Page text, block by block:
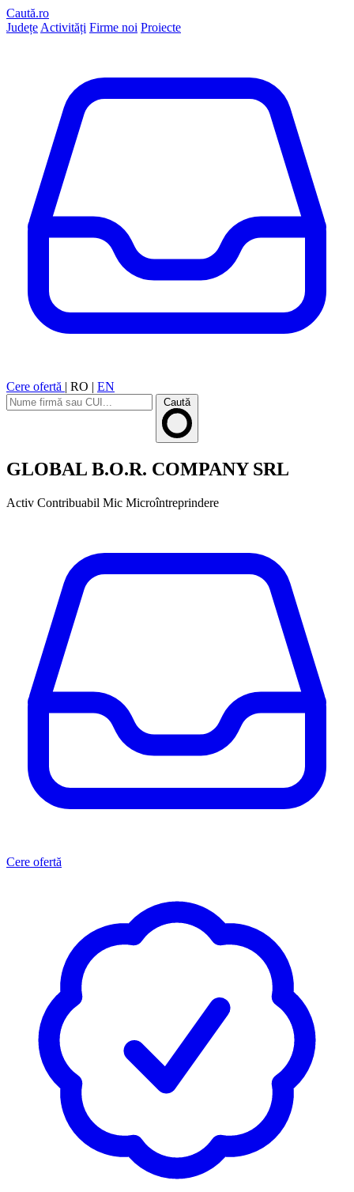
Caută.ro
Județe Activități Firme noi Proiecte
Cere ofertă | RO | EN
Caută
GLOBAL B.O.R. COMPANY SRL
Activ Contribuabil Mic Microîntreprindere
Cere ofertă